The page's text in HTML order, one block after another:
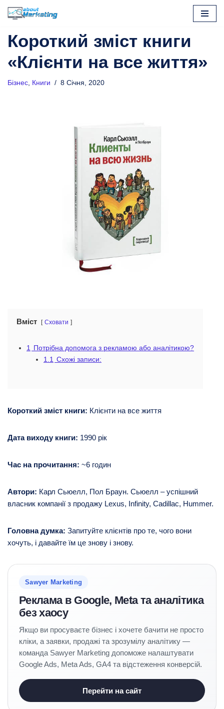
до
Короткий зміст книги
«Клієнти на все життя»
Бізнес, Книги 8 Січня, 2020
Вміст Сховати
1 Потрібна допомога з рекламою або аналітикою?
1.1 Схожі записи:
Короткий зміст книги: Клієнти на все життя
Дата виходу книги: 1990 рік
Час на прочитання: ~6 годин
Автори: Карл Сьюелл, Пол Браун. Сьюелл – успішний
власник компанії з продажу Lexus, Infinity, Cadillac, Hummer.
Головна думка: Запитуйте клієнтів про те, чого вони
хочуть, і давайте їм це знову і знову.
Sawyer Marketing
Реклама в Google, Meta та аналітика
без хаосу
Якщо ви просуваєте бізнес і хочете бачити не просто
кліки, а заявки, продажі та зрозумілу аналітику —
команда Sawyer Marketing допоможе налаштувати
Google Ads, Meta Ads, GA4 та відстеження конверсій.
Перейти на сайт